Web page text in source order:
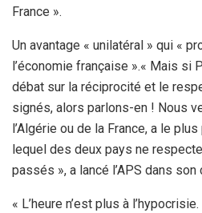
France ».
Un avantage « unilatéral » qui «
l’économie française ».« Mais si
débat sur la réciprocité et le
signés, alors parlons-en ! Nous
l’Algérie ou de la France, a le
lequel des deux pays ne
passés », a lancé l’APS dans son
« L’heure n’est plus à